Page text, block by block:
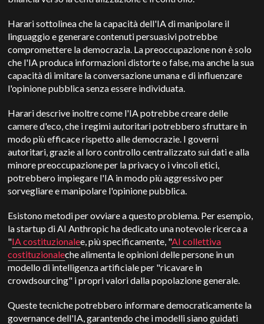
Harari sottolinea che la capacità dell'IA di manipolare il
linguaggio e generare contenuti persuasivi potrebbe
compromettere la democrazia. La preoccupazione non è solo
che l'IA produca informazioni distorte o false, ma anche la sua
capacità di imitare la conversazione umana e di influenzare
l'opinione pubblica senza essere individuata.
Harari descrive inoltre come l'IA potrebbe creare delle
camere d'eco, che i regimi autoritari potrebbero sfruttare in
modo più efficace rispetto alle democrazie. I governi
autoritari, grazie al loro controllo centralizzato sui dati e alla
minore preoccupazione per la privacy o i vincoli etici,
potrebbero impiegare l'IA in modo più aggressivo per
sorvegliare e manipolare l'opinione pubblica.
Esistono metodi per ovviare a questo problema. Per esempio,
la startup di AI Anthropic ha dedicato una notevole ricerca a
"IA costituzionalee, più specificamente, "AI collettiva
costituzionaleche alimenta le opinioni delle persone in un
modello di intelligenza artificiale per "ricavare in
crowdsourcing" i propri valori dalla popolazione generale.
Queste tecniche potrebbero informare democraticamente la
governance dell'IA, garantendo che i modelli siano guidati